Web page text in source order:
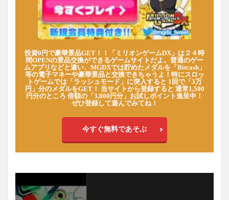
投資0円で豪華景品GET！！「ミリオンゲームDX」は２４時
間OPENの景品交換ができるゲームサイトだよ。普通のゲー
ムアプリなどと違い、MGDXでは貯めたメダルを「Bitcash」
等の電子マネーや豪華景品と交換できちゃうよ！特にスロッ
トゲームでは「ラッシュモード」に突入すると 1回で「3万
円」分のメダルをGET！ 当サイトから登録すると 通常1,500
円分のところ 倍額の「3,000円分」お試しポイント進呈中！
ぜひ登録して遊んでみてね！
今すぐ無料であそぶ